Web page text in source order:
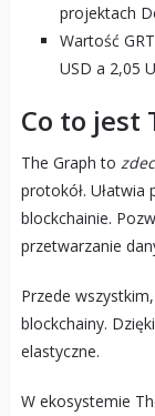
projektach
Wartość
USD a 2,05
Co to jest
The Graph to
protokół.
blockchainie.
przetwarzanie
Przede
blockchainy.
elastyczne.
W ekosystemie